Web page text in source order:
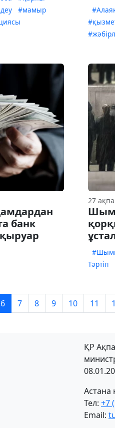
#мамыр
банк
27
Тәртіп
6 7 8 9 10 11
ҚР
Астана
Тел: +7
Email: